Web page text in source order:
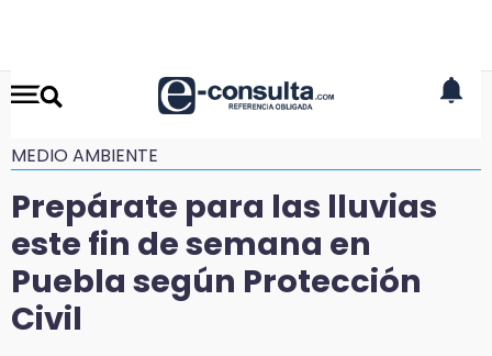
MEDIO AMBIENTE
Prepárate para las lluvias
este fin de semana en
Puebla según Protección
Civil